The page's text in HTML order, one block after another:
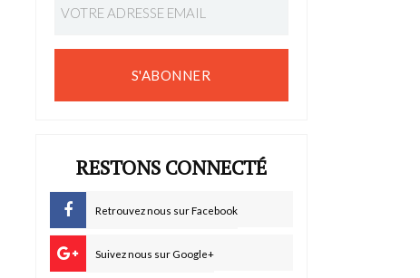
S'ABONNER
RESTONS CONNECTÉ
Retrouvez nous sur Facebook
Suivez nous sur Google+